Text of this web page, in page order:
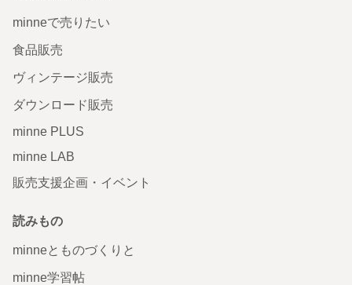
minneで売りたい
食品販売
ヴィンテージ販売
ダウンロード販売
minne PLUS
minne LAB
販売支援企画・イベント
読みもの
minneとものづくりと
minne学習帖